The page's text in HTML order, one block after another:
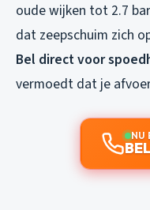
oude wijken tot 2.7
dat zeepschuim zich
Bel direct voor
vermoedt dat je
NU